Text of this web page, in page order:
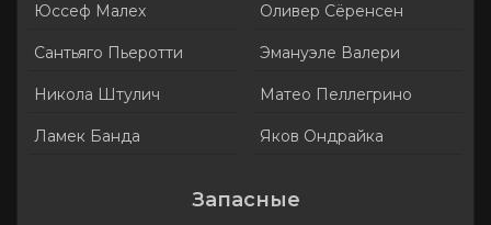
Юссеф Малех
Сантьяго Пьеротти
Никола Штулич
Ламек Банда
Оливер Сёренсен
Эмануэле Валери
Матео Пеллегрино
Яков Ондрайка
Запасные